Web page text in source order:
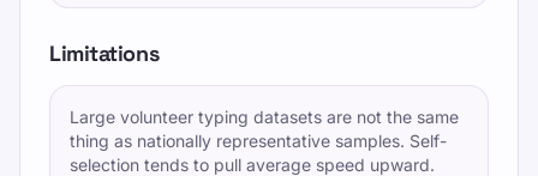
Limitations
Large volunteer typing datasets are not the same
thing as nationally representative samples. Self-
selection tends to pull average speed upward.